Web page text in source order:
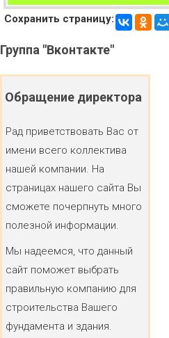
Сохранить страницу:
Группа "Вконтакте"
Обращение директора
Рад приветствовать Вас от
имени всего коллектива
нашей компании. На
страницах нашего сайта Вы
сможете почерпнуть много
полезной информации.
Мы надеемся, что данный
сайт поможет выбрать
правильную компанию для
строительства Вашего
фундамента и здания.